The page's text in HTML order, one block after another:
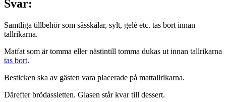
Svar:
Samtliga tillbehör som såsskålar, sylt, gelé etc. tas bort innan
tallrikarna.
Matfat som är tomma eller nästintill tomma dukas ut innan tallrikarna
tas bort.
Besticken ska av gästen vara placerade på mattallrikarna.
Därefter brödassietten. Glasen står kvar till dessert.